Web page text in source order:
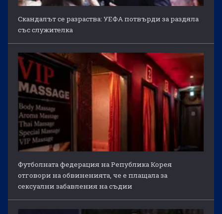
Скандалът се разраства: УЕФА потвърди за раздяла
със служителка
Футболната федерация на Република Корея
отговори на обвиненията, че е плащала за
сексуални забавления на съдии